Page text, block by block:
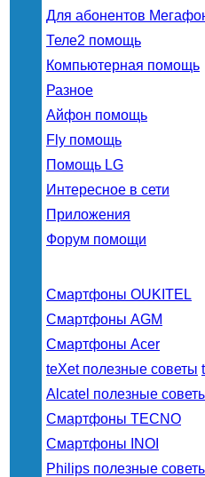
Для абонентов
Теле2 помощь
Компьютерная помощь
Разное
Айфон помощь
Fly помощь
Помощь LG
Интересное в сети
Приложения
Форум помощи
Смартфоны OUKITEL
Смартфоны AGM
Смартфоны Acer
teXet полезные советы
Alcatel полезные
Смартфоны TECNO
Смартфоны INOI
Philips полезные